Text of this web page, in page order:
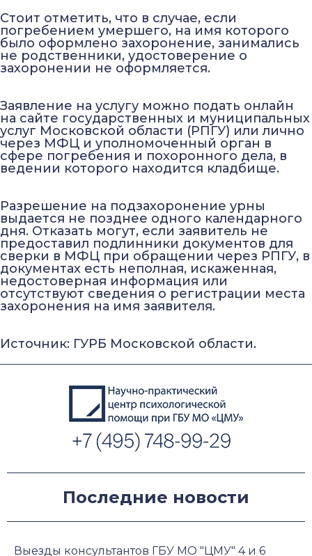
Стоит отметить, что в случае, если
погребением умершего, на имя которого
было оформлено захоронение, занимались
не родственники, удостоверение о
захоронении не оформляется.
Заявление на услугу можно подать онлайн
на сайте государственных и муниципальных
услуг Московской области (РПГУ) или лично
через МФЦ и уполномоченный орган в
сфере погребения и похоронного дела, в
ведении которого находится кладбище.
Разрешение на подзахоронение урны
выдается не позднее одного календарного
дня. Отказать могут, если заявитель не
предоставил подлинники документов для
сверки в МФЦ при обращении через РПГУ, в
документах есть неполная, искаженная,
недостоверная информация или
отсутствуют сведения о регистрации места
захоронения на имя заявителя.
Источник: ГУРБ Московской области.
Последние новости
Выезды консультантов ГБУ МО "ЦМУ" 4 и 6